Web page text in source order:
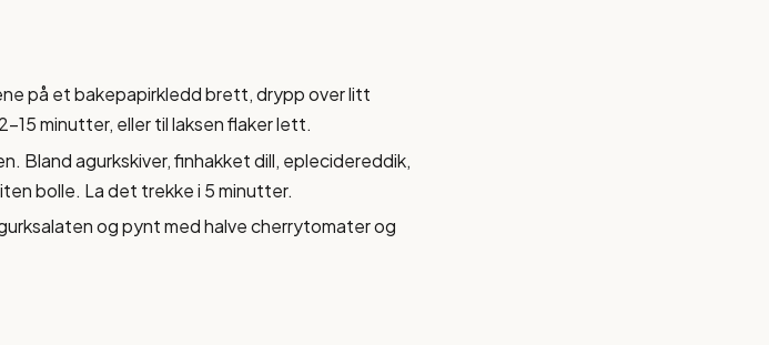
på et bakepapirkledd brett, drypp over litt
15 minutter, eller til laksen flaker lett.
Bland agurkskiver, finhakket dill, eplecidereddik,
bolle. La det trekke i 5 minutter.
og pynt med halve cherrytomater og